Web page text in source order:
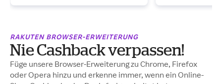
RAKUTEN BROWSER-ERWEITERUNG
Nie Cashback verpassen!
Füge unsere Browser-Erweiterung zu Chrome, Firefox
oder Opera hinzu und erkenne immer, wenn ein Online-